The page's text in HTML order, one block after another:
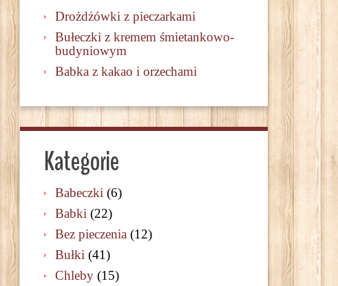
Drożdżówki z pieczarkami
Bułeczki z kremem śmietankowo-
budyniowym
Babka z kakao i orzechami
Kategorie
Babeczki (6)
Babki (22)
Bez pieczenia (12)
Bułki (41)
Chleby (15)